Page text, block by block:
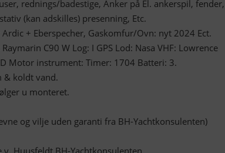
rednings/badestige, Anker på El. ankerspil, fender,
(kan adskilles) presenning, Etc.
+ Eberspecher, Gaskomfur/Ovn: nyt 2024 Ect.
C90 W Log: I GPS Lod: Nasa VHF: Lowrence
Motor instrument: Timer: 1704 Batteri: 3.
& koldt vand.
u monteret.
og vilje uden garanti fra BH-Yachtkonsulenten)
Huusfeldt BH-Yachtkonsulenten